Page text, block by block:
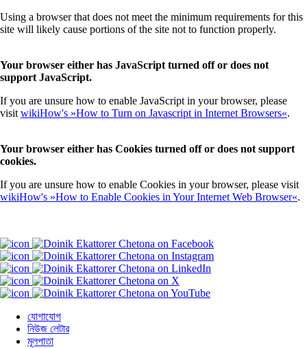
Using a browser that does not meet the minimum requirements for this
site will likely cause portions of the site not to function properly.
Your browser either has JavaScript turned off or does not
support JavaScript.
If you are unsure how to enable JavaScript in your browser, please
visit wikiHow's »How to Turn on Javascript in Internet Browsers«.
Your browser either has Cookies turned off or does not support
cookies.
If you are unsure how to enable Cookies in your browser, please visit
wikiHow's »How to Enable Cookies in Your Internet Web Browser«.
যোগাযোগ
নিউজ লেটার
মূলপাতা